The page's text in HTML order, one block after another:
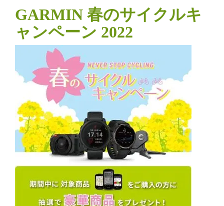
GARMIN 春のサイクルキ
ャンペーン 2022